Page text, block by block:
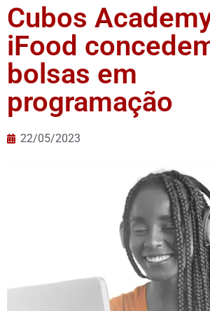
Cubos
iFood
bolsas em
programação
22/05/2023